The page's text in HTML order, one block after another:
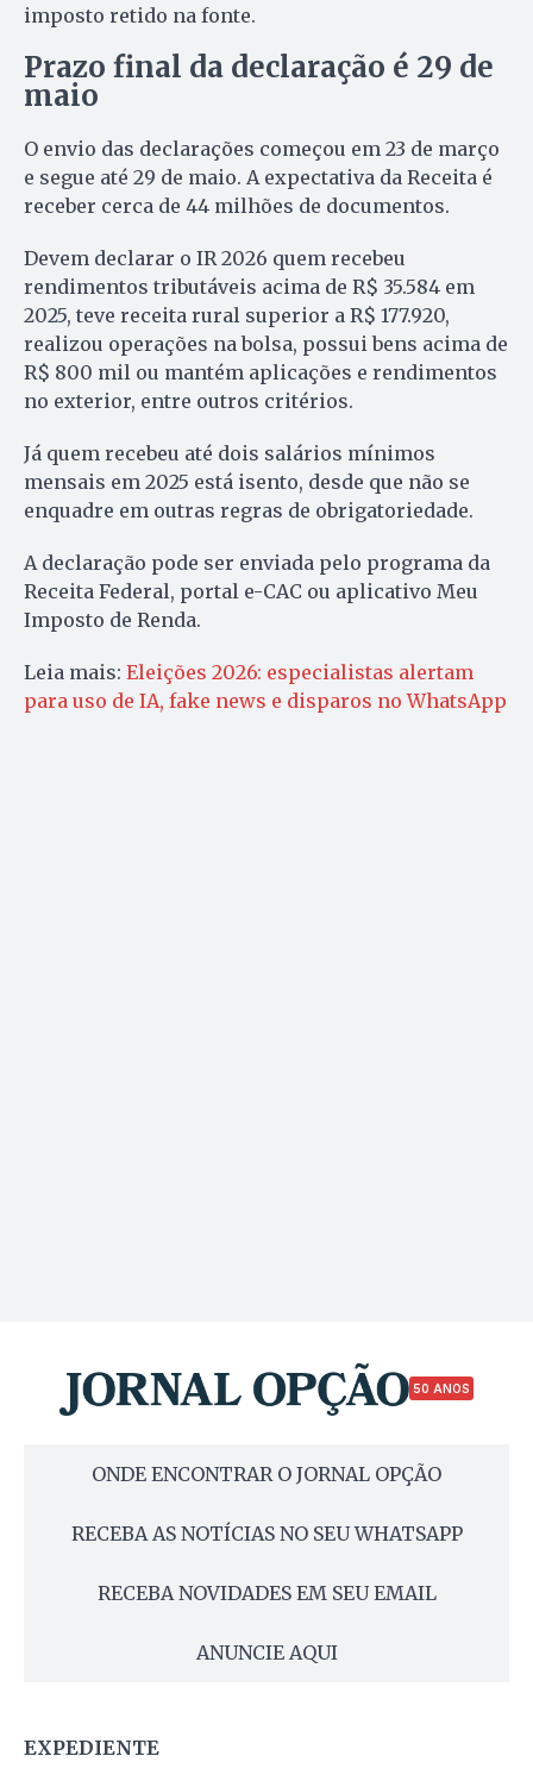
imposto retido na fonte.
Prazo final da declaração é 29 de
maio
O envio das declarações começou em 23 de março
e segue até 29 de maio. A expectativa da Receita é
receber cerca de 44 milhões de documentos.
Devem declarar o IR 2026 quem recebeu
rendimentos tributáveis acima de R$ 35.584 em
2025, teve receita rural superior a R$ 177.920,
realizou operações na bolsa, possui bens acima de
R$ 800 mil ou mantém aplicações e rendimentos
no exterior, entre outros critérios.
Já quem recebeu até dois salários mínimos
mensais em 2025 está isento, desde que não se
enquadre em outras regras de obrigatoriedade.
A declaração pode ser enviada pelo programa da
Receita Federal, portal e-CAC ou aplicativo Meu
Imposto de Renda.
Leia mais: Eleições 2026: especialistas alertam
para uso de IA, fake news e disparos no WhatsApp
50 ANOS
ONDE ENCONTRAR O JORNAL OPÇÃO
RECEBA AS NOTÍCIAS NO SEU WHATSAPP
RECEBA NOVIDADES EM SEU EMAIL
ANUNCIE AQUI
EXPEDIENTE